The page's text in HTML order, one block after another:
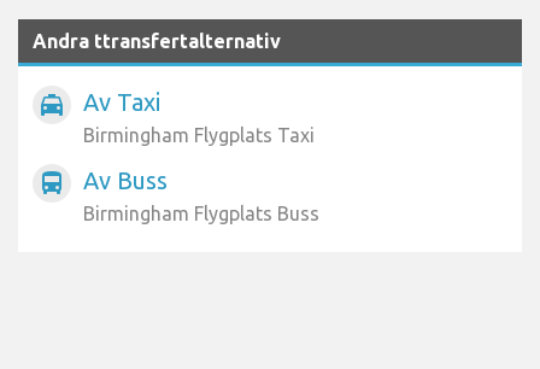
Andra ttransfertalternativ
local_taxi Av Taxi
Birmingham Flygplats Taxi
directions_bus Av Buss
Birmingham Flygplats Buss